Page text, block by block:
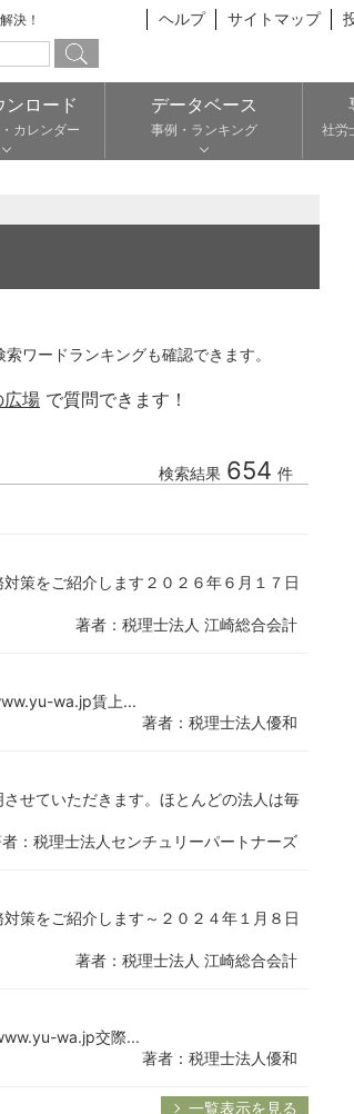
決！ ヘルプ サイトマップ
ンロード
カレンダー
データベース
事例・ランキング 社労
ワードランキングも確認できます。
広場 で質問できます！
検索結果 654 件
策をご紹介します２０２６年６月１７日
著者：税理士法人 江崎総合会計
wa.jp賃上...
著者：税理士法人優和
せていただきます。ほとんどの法人は毎
：税理士法人センチュリーパートナーズ
策をご紹介します～２０２４年１月８日
著者：税理士法人 江崎総合会計
wa.jp交際...
著者：税理士法人優和
一覧表示を見る